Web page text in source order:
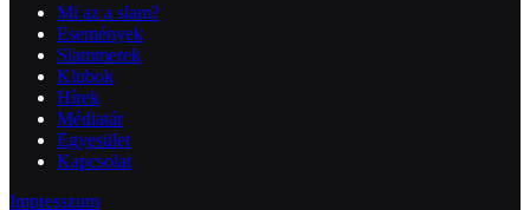
Mi az a slam?
Események
Slammerek
Klubok
Hírek
Médiatár
Egyesület
Kapcsolat
Impresszum